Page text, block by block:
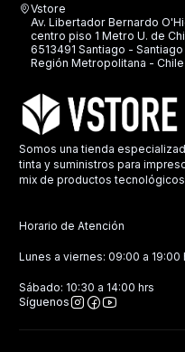
Vstore
Av. Libertador Bernardo
centro piso 1 Metro U. de
6513491 Santiago -
Región Metropolitana - Chile
Somos una tienda
tinta y suministros para
mix de productos
Horario de Atención
Lunes a viernes: 09:00 a 19:00
Sábado: 10:30 a 14:00 hrs
Síguenos